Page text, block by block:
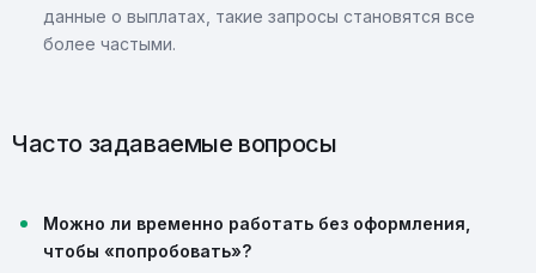
данные о выплатах, такие запросы становятся все
более частыми.
Часто задаваемые вопросы
Можно ли временно работать без оформления,
чтобы «попробовать»?